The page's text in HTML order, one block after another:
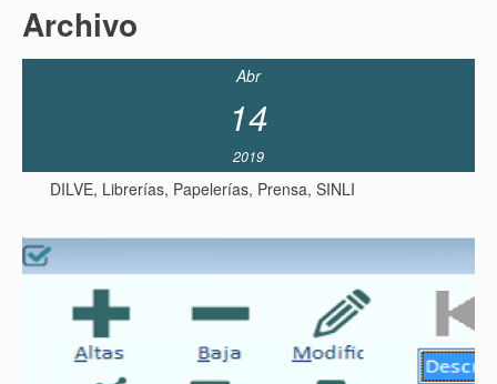
Archivo
Abr
14
2019
DILVE, Librerías, Papelerías, Prensa, SINLI